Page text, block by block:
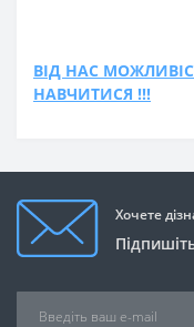
ВІД НАС
НАВЧИТИСЯ !!!
Хочете